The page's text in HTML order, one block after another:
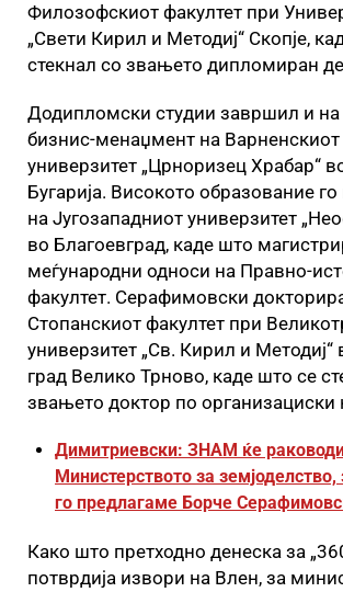
Филозофскиот факултет при
„Свети Кирил и Методиј“ Скопје,
стекнал со звањето дипломиран
Додипломски студии завршил и на
бизнис-менаџмент на Варненскиот
универзитет „Црноризец Храбар“
Бугарија. Високото образование
на Југозападниот универзитет
во Благоевград, каде што
меѓународни односи на Правно-
факултет. Серафимовски
Стопанскиот факултет при
универзитет „Св. Кирил и Методиј“
град Велико Трново, каде што се
звањето доктор по организациски
Димитриевски: ЗНАМ ќе
Министерството за
го предлагаме Борче
Како што претходно денеска за
потврдија извори на Влен, за